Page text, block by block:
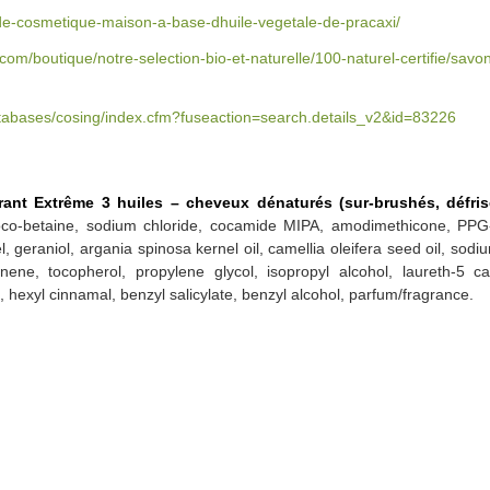
cosmetique-maison-a-base-dhuile-vegetale-de-pracaxi/
boutique/notre-selection-bio-et-naturelle/100-naturel-certifie/
cosing/index.cfm?fuseaction=search.details_v2&id=83226
Extrême 3 huiles – cheveux dénaturés (sur-brushés,
betaine, sodium chloride, cocamide MIPA, amodimethicone,
geraniol, argania spinosa kernel oil, camellia oleifera seed oil,
tocopherol, propylene glycol, isopropyl alcohol, laureth-5
cinnamal, benzyl salicylate, benzyl alcohol, parfum/fragrance.